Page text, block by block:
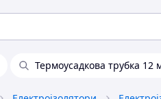
Термоусадкова трубка 12